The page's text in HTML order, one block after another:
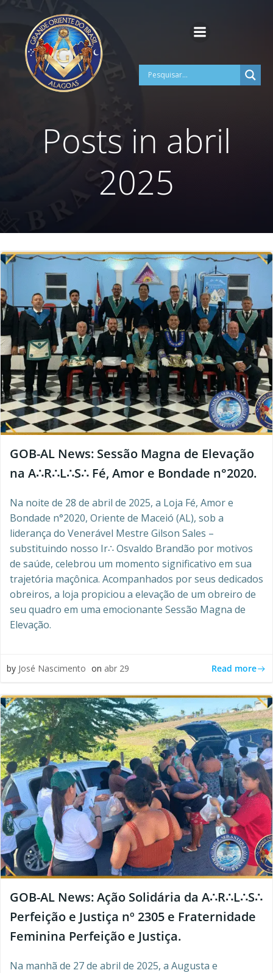
Posts in abril
2025
GOB-AL News: Sessão Magna de Elevação
na A∴R∴L∴S∴ Fé, Amor e Bondade n°2020.
Na noite de 28 de abril de 2025, a Loja Fé, Amor e
Bondade n°2020, Oriente de Maceió (AL), sob a
liderança do Venerável Mestre Gilson Sales –
substituindo nosso Ir∴ Osvaldo Brandão por motivos
de saúde, celebrou um momento significativo em sua
trajetória maçônica. Acompanhados por seus dedicados
obreiros, a loja propiciou a elevação de um obreiro de
seu quadro em uma emocionante Sessão Magna de
Elevação.
by José Nascimento on abr 29 Read more
GOB-AL News: Ação Solidária da A∴R∴L∴S∴
Perfeição e Justiça nº 2305 e Fraternidade
Feminina Perfeição e Justiça.
Na manhã de 27 de abril de 2025, a Augusta e